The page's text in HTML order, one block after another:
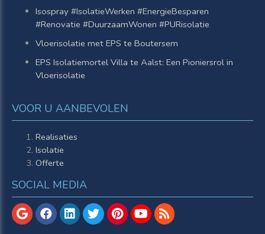
Isospray #IsolatieWerken #EnergieBesparen
#Renovatie #DuurzaamWonen #PURisolatie
Vloerisolatie met EPS te Boutersem
EPS Isolatiemortel Villa te Aalst: Een Pioniersrol in
Vloerisolatie
VOOR U AANBEVOLEN
Realisaties
Isolatie
Offerte
SOCIAL MEDIA